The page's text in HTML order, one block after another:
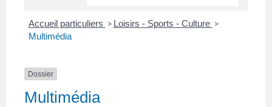
Accueil particuliers > Loisirs - Sports - Culture >
Multimédia
Dossier
Multimédia